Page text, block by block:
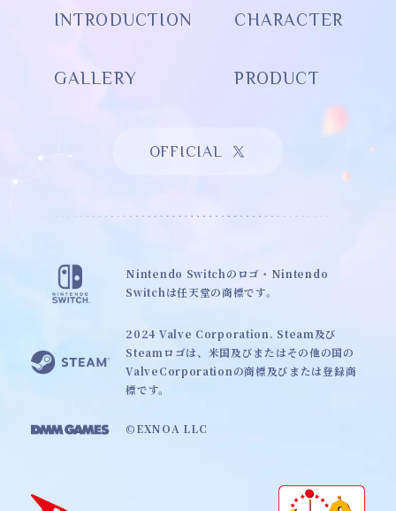
INTRODUCTION CHARACTER
GALLERY PRODUCT
OFFICIAL
Nintendo Switchのロゴ・Nintendo
Switchは任天堂の商標です。
2024 Valve Corporation. Steam及び
Steamロゴは、米国及びまたはその他の国の
ValveCorporationの商標及びまたは登録商
標です。
©EXNOA LLC